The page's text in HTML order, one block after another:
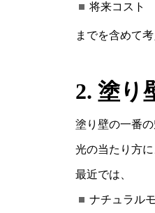
将来コスト
までを含めて
2. 塗り
塗り壁の一番
光の当たり方
最近では、
ナチュラル